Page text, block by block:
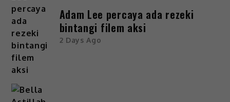
Adam Lee percaya ada rezeki
bintangi filem aksi
2 Days Ago